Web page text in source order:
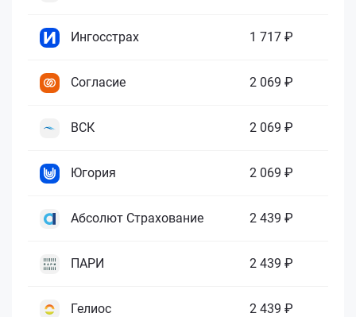
Ингосстрах 1 717 ₽
Согласие 2 069 ₽
ВСК 2 069 ₽
Югория 2 069 ₽
Абсолют Страхование 2 439 ₽
ПАРИ 2 439 ₽
Гелиос 2 439 ₽